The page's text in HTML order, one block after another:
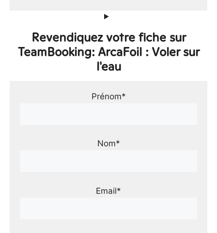
Revendiquez votre fiche sur
TeamBooking: ArcaFoil : Voler sur
l'eau
Prénom*
Nom*
Email*